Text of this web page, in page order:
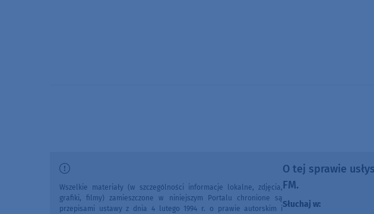
O tej sprawie
FM.
Słuchaj w:
Wszelkie materiały (w szczególności informacje lokalne, zdjęcia,
grafiki, filmy) zamieszczone w niniejszym Portalu chronione są
przepisami ustawy z dnia 4 lutego 1994 r. o prawie autorskim i